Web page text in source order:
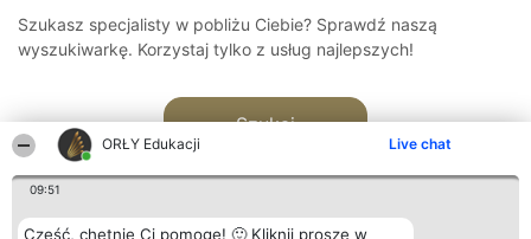
ORŁY Edukacji Live chat
09:51
Cześć, chętnie Ci pomogę! 🙂 Kliknij proszę w
Szukasz specjalisty w pobliżu Ciebie? Sprawdź naszą
wyszukiwarkę. Korzystaj tylko z usług najlepszych!
Szukaj